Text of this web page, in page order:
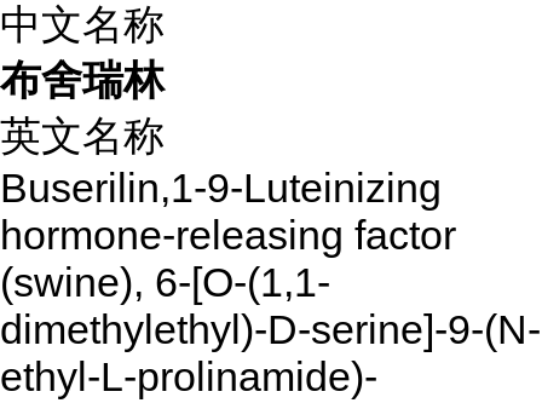
中文名称
布舍瑞林
英文名称
Buserilin,1-9-Luteinizing
hormone-releasing factor
(swine), 6-[O-(1,1-
dimethylethyl)-D-serine]-9-(N-
ethyl-L-prolinamide)-